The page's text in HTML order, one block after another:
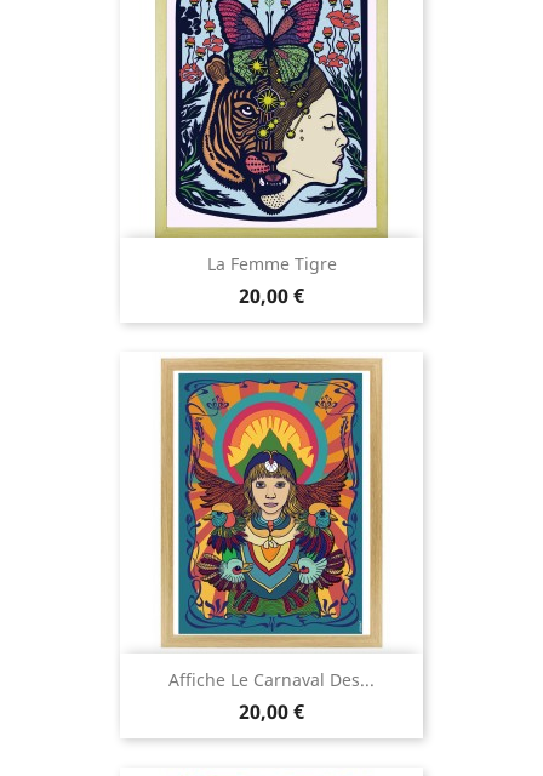
La Femme Tigre
Prix
20,00 €
Affiche Le Carnaval Des...
Prix
20,00 €